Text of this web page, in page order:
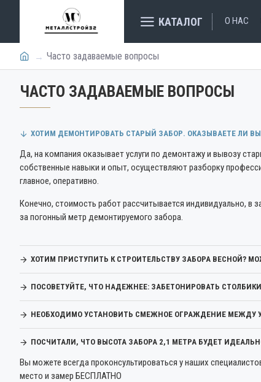
КАТАЛОГ О НАС
Часто задаваемые вопросы
ЧАСТО ЗАДАВАЕМЫЕ ВОПРОСЫ
ХОТИМ ДЕМОНТИРОВАТЬ СТАРЫЙ ЗАБОР. ОКАЗЫВАЕТЕ ЛИ ВЫ
Да, на компания оказывает услуги по демонтажу и вывозу
собственные навыки и опыт, осуществляют разборку
главное, оперативно.
Конечно, стоимость работ рассчитывается индивидуально, в
за погонный метр демонтируемого забора.
ХОТИМ ПРИСТУПИТЬ К СТРОИТЕЛЬСТВУ ЗАБОРА ВЕСНОЙ?
ПОСОВЕТУЙТЕ, ЧТО НАДЕЖНЕЕ: ЗАБЕТОНИРОВАТЬ
НЕОБХОДИМО УСТАНОВИТЬ СМЕЖНОЕ ОГРАЖДЕНИЕ МЕЖДУ
ПОСЧИТАЛИ, ЧТО ВЫСОТА ЗАБОРА 2,1 МЕТРА БУДЕТ
Вы можете всегда проконсультироваться у наших
место и замер БЕСПЛАТНО